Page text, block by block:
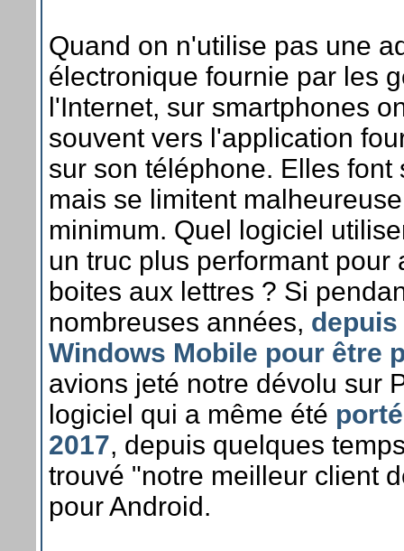
Quand on n'utilise pas une
électronique fournie par les
l'Internet, sur smartphones
souvent vers l'application
sur son téléphone. Elles font
mais se limitent
minimum. Quel logiciel
un truc plus performant pour
boites aux lettres ? Si
nombreuses années, depuis
Windows Mobile pour être
avions jeté notre dévolu sur
logiciel qui a même été
2017, depuis quelques
trouvé "notre meilleur client
pour Android.